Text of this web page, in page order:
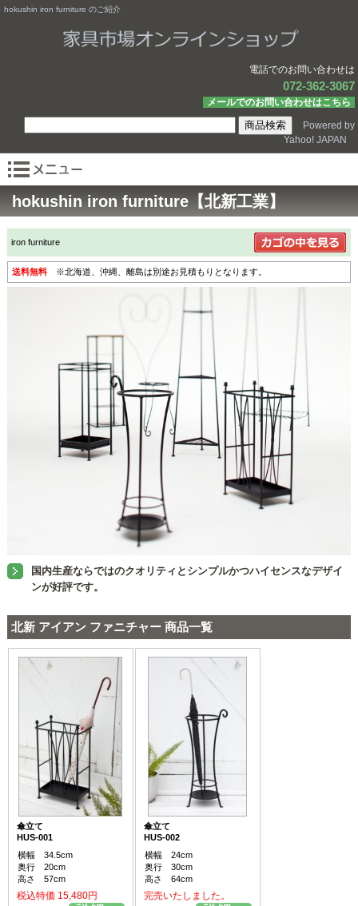
hokushin iron furniture のご紹介
電話でのお問い合わせは
072-362-3067
メールでのお問い合わせはこちら
Powered by
Yahoo! JAPAN
hokushin iron furniture【北新工業】
iron furniture
送料無料※北海道、沖縄、離島は別途お見積もりとなります。
国内生産ならではのクオリティとシンプルかつハイセンスなデザイ
ンが好評です。
北新 アイアン ファニチャー 商品一覧
傘立て
HUS-001
横幅 34.5cm
奥行 20cm
高さ 57cm
税込特価 15,480円
傘立て
HUS-002
横幅 24cm
奥行 30cm
高さ 64cm
完売いたしました。